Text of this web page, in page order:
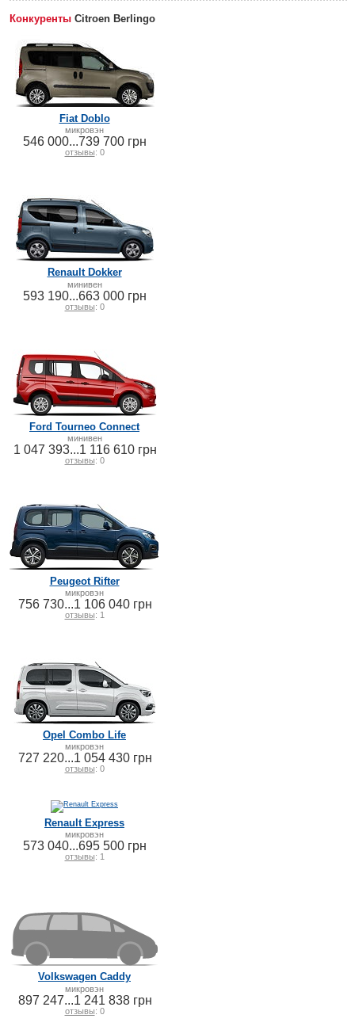
Конкуренты Citroen Berlingo
Fiat Doblo
микровэн
546 000...739 700 грн
отзывы: 0
Renault Dokker
минивен
593 190...663 000 грн
отзывы: 0
Ford Tourneo Connect
минивен
1 047 393...1 116 610 грн
отзывы: 0
Peugeot Rifter
микровэн
756 730...1 106 040 грн
отзывы: 1
Opel Combo Life
микровэн
727 220...1 054 430 грн
отзывы: 0
Renault Express
микровэн
573 040...695 500 грн
отзывы: 1
Volkswagen Caddy
микровэн
897 247...1 241 838 грн
отзывы: 0